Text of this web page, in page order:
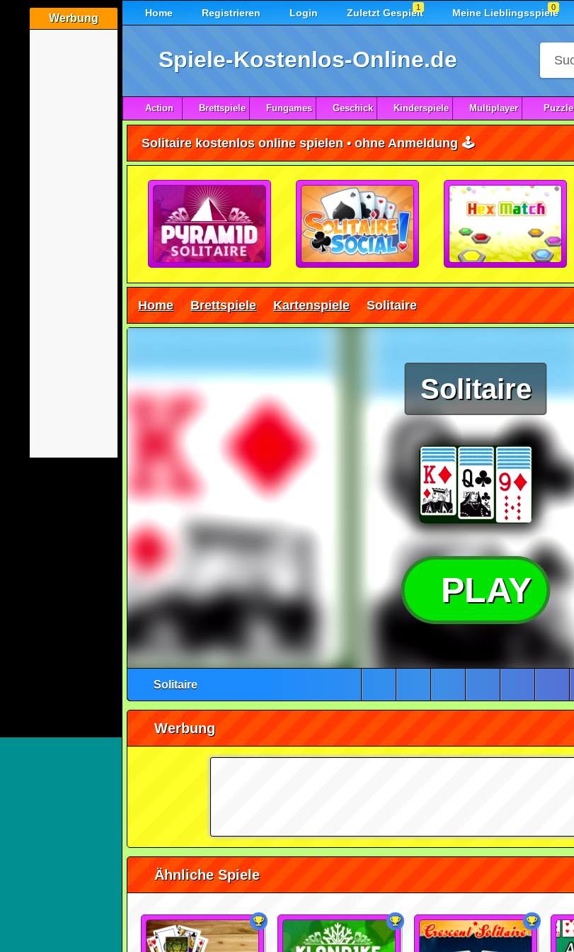
Werbung Home Registrieren Login Zuletzt Gespielt
1 Meine Lieblingsspiele
0
Spiele-Kostenlos-Online.de
Action Brettspiele Fungames Geschick Kinderspiele Multiplayer Puzzle
Solitaire kostenlos online spielen • ohne Anmeldung 🕹️
Home Brettspiele Kartenspiele Solitaire
Solitaire
PLAY
Solitaire
Werbung
Ähnliche Spiele